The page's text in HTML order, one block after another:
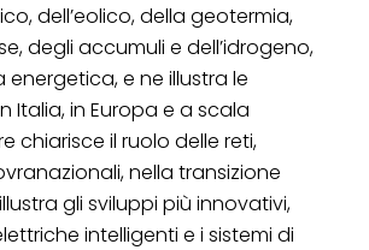
dell’eolico, della geotermia,
degli accumuli e dell’idrogeno,
energetica, e ne illustra le
Italia, in Europa e a scala
chiarisce il ruolo delle reti,
nella transizione
gli sviluppi più innovativi,
intelligenti e i sistemi di